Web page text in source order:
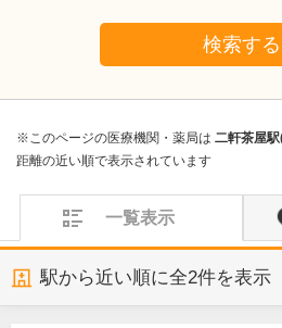
検索する
※このページの医療機関・薬局は 二軒茶屋
距離の近い順で表示されています
一覧表示
駅から近い順に全2件を表示